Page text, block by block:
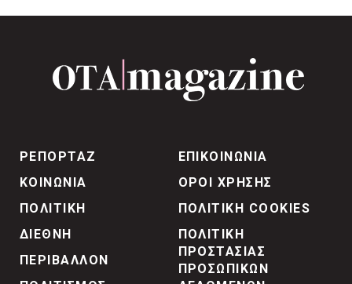
ΡΕΠΟΡΤΑΖ
ΚΟΙΝΩΝΙΑ
ΠΟΛΙΤΙΚΗ
ΔΙΕΘΝΗ
ΠΕΡΙΒΑΛΛΟΝ
ΕΠΙΚΟΙΝΩΝΙΑ
ΟΡΟΙ ΧΡΗΣΗΣ
ΠΟΛΙΤΙΚΗ COOKIES
ΠΟΛΙΤΙΚΗ
ΠΡΟΣΤΑΣΙΑΣ
ΠΡΟΣΩΠΙΚΩΝ